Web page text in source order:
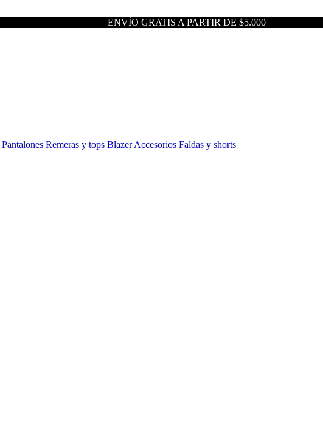
ENVÍO GRATIS A PARTIR DE $5.000
Pantalones Remeras y tops BlazerAccesorios Faldas y shorts